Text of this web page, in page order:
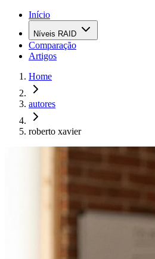
Início
Níveis RAID
Comparação
Artigos
Home
autores
roberto xavier